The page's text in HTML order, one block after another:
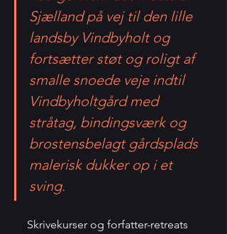
Sjælland på vej til den lille
landsby Vindbyholt og
fortsætter støt og roligt af
smalle snoede veje indtil
Vindbyholtgård med
stråtag, bindingsværk og
brostensbelagt gårdsplads
malerisk dukker op i et
sving.
Skrivekurser og forfatter-retreats